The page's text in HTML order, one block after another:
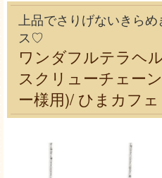
上品でさりげないきら
ス♡
ワンダフルテラヘ
スクリューチェー
ー様用)/ ひまカフェ